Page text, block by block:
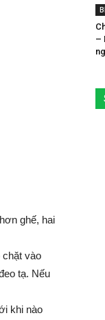
ghế, hai
chặt vào
tạ. Nếu
khi nào
–